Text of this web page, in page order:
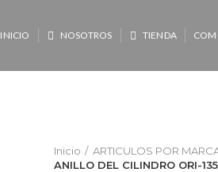
INICIO NOSOTROS TIENDA
Inicio
ARTICULOS POR
ANILLO DEL CILINDRO ORI-